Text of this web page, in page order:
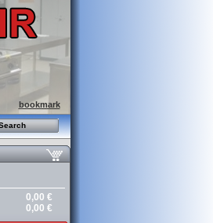
bookmark
0,00 €
0,00 €